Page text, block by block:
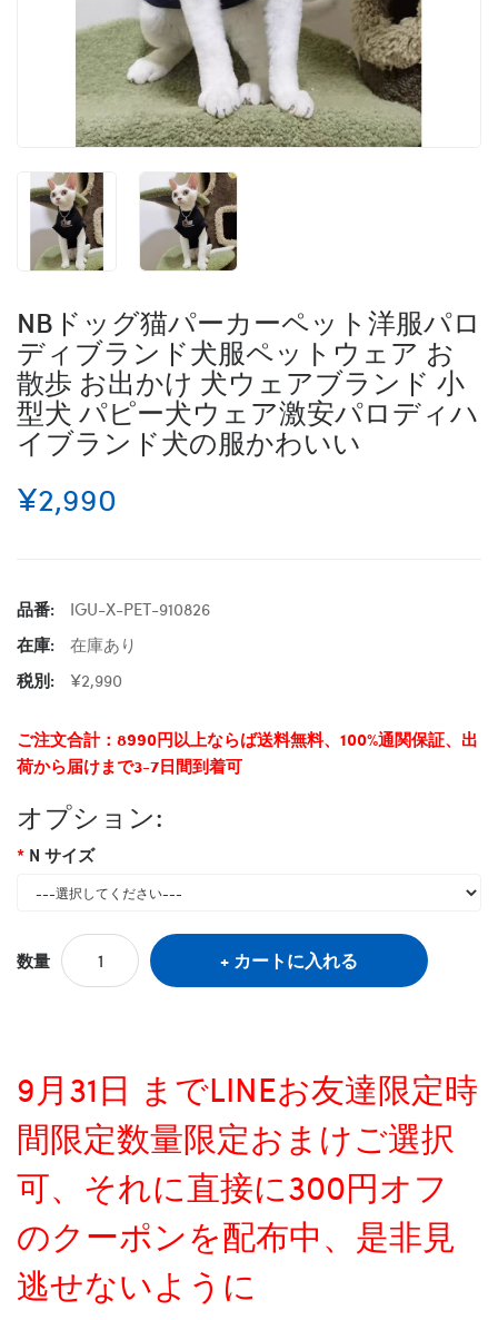
NBドッグ猫パーカーペット洋服パロ
ディブランド犬服ペットウェア お
散歩 お出かけ 犬ウェアブランド 小
型犬 パピー犬ウェア激安パロディハ
イブランド犬の服かわいい
¥2,990
品番:
IGU-X-PET-910826
在庫:
在庫あり
税別:
¥2,990
ご注文合計：8990円以上ならば送料無料、100%通関保証、出
荷から届けまで3-7日間到着可
オプション:
N サイズ
数量 カートに入れる
9月31日 までLINEお友達限定時
間限定数量限定おまけご選択
可、それに直接に300円オフ
のクーポンを配布中、是非見
逃せないように